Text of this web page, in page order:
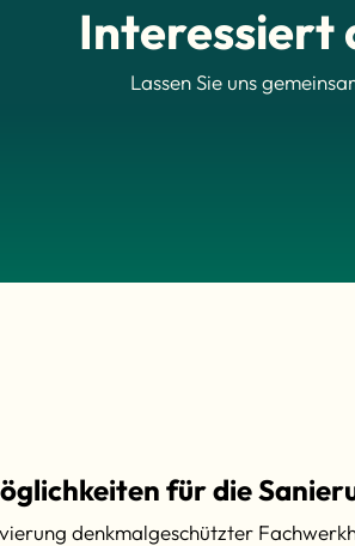
Interessiert
Lassen Sie uns
für die
denkmalgeschützter